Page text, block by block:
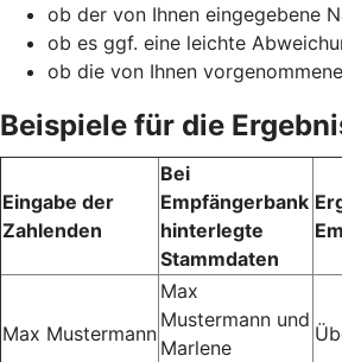
ob der von Ihnen eingegebene
ob es ggf. eine leichte
ob die von Ihnen
Beispiele für die
Eingabe der
Zahlenden
Bei
Empfängerbank
hinterlegte
Stammdaten
Max Mustermann
Max
Mustermann und
Marlene